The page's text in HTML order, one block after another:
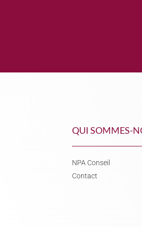
QUI SOMMES-
NPA Conseil
Contact